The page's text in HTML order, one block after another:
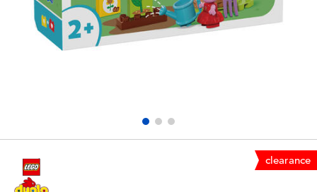
Electronics
Games & Puzzles
LEGO
Barbie
clearance